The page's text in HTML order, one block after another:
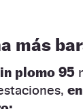
más
plomo 95